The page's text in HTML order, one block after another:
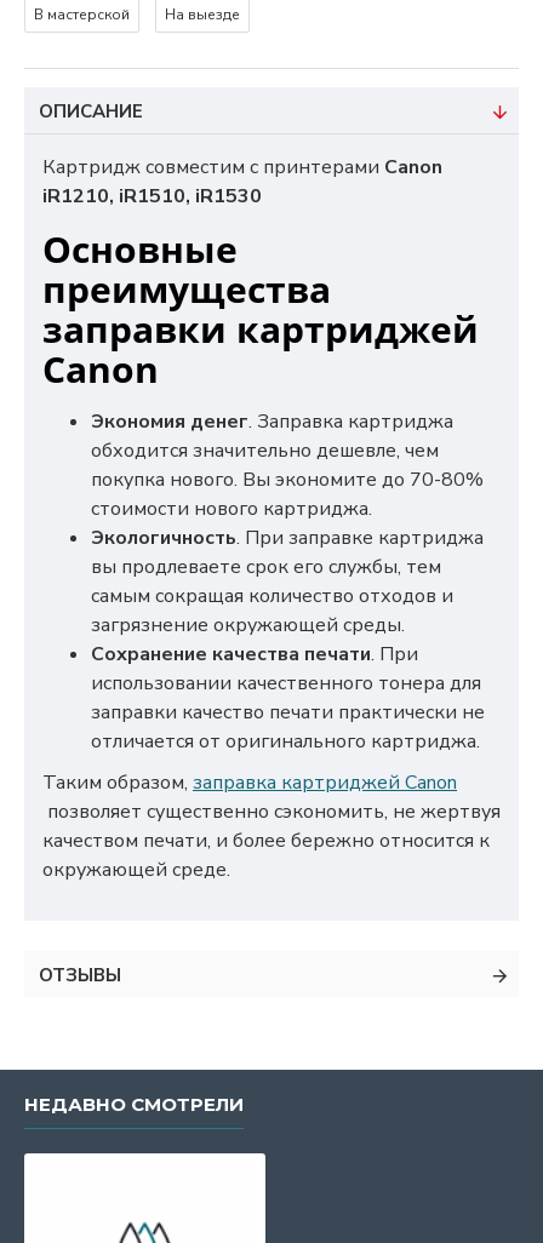
В мастерской
На выезде
ОПИСАНИЕ
Картридж совместим с принтерами Canon
iR1210, iR1510, iR1530
Основные
преимущества
заправки картриджей
Canon
Экономия денег. Заправка картриджа
обходится значительно дешевле, чем
покупка нового. Вы экономите до 70-80%
стоимости нового картриджа.
Экологичность. При заправке картриджа
вы продлеваете срок его службы, тем
самым сокращая количество отходов и
загрязнение окружающей среды.
Сохранение качества печати. При
использовании качественного тонера для
заправки качество печати практически не
отличается от оригинального картриджа.
Таким образом, заправка картриджей Canon
позволяет существенно сэкономить, не жертвуя
качеством печати, и более бережно относится к
окружающей среде.
ОТЗЫВЫ
НЕДАВНО СМОТРЕЛИ